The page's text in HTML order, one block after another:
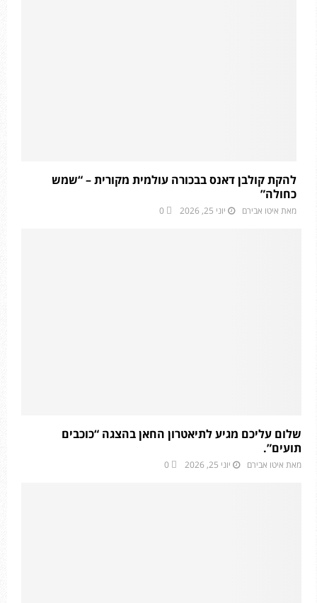
להקת קולבן דאנס בבכורה עולמית מקורית – “שמש
כחולה”
מאת איטו אבירם יוני 25, 2026 0
שלום עליכם מגיע לתיאטרון החאן בהצגה “כוכבים
תועים”.
מאת איטו אבירם יוני 25, 2026 0